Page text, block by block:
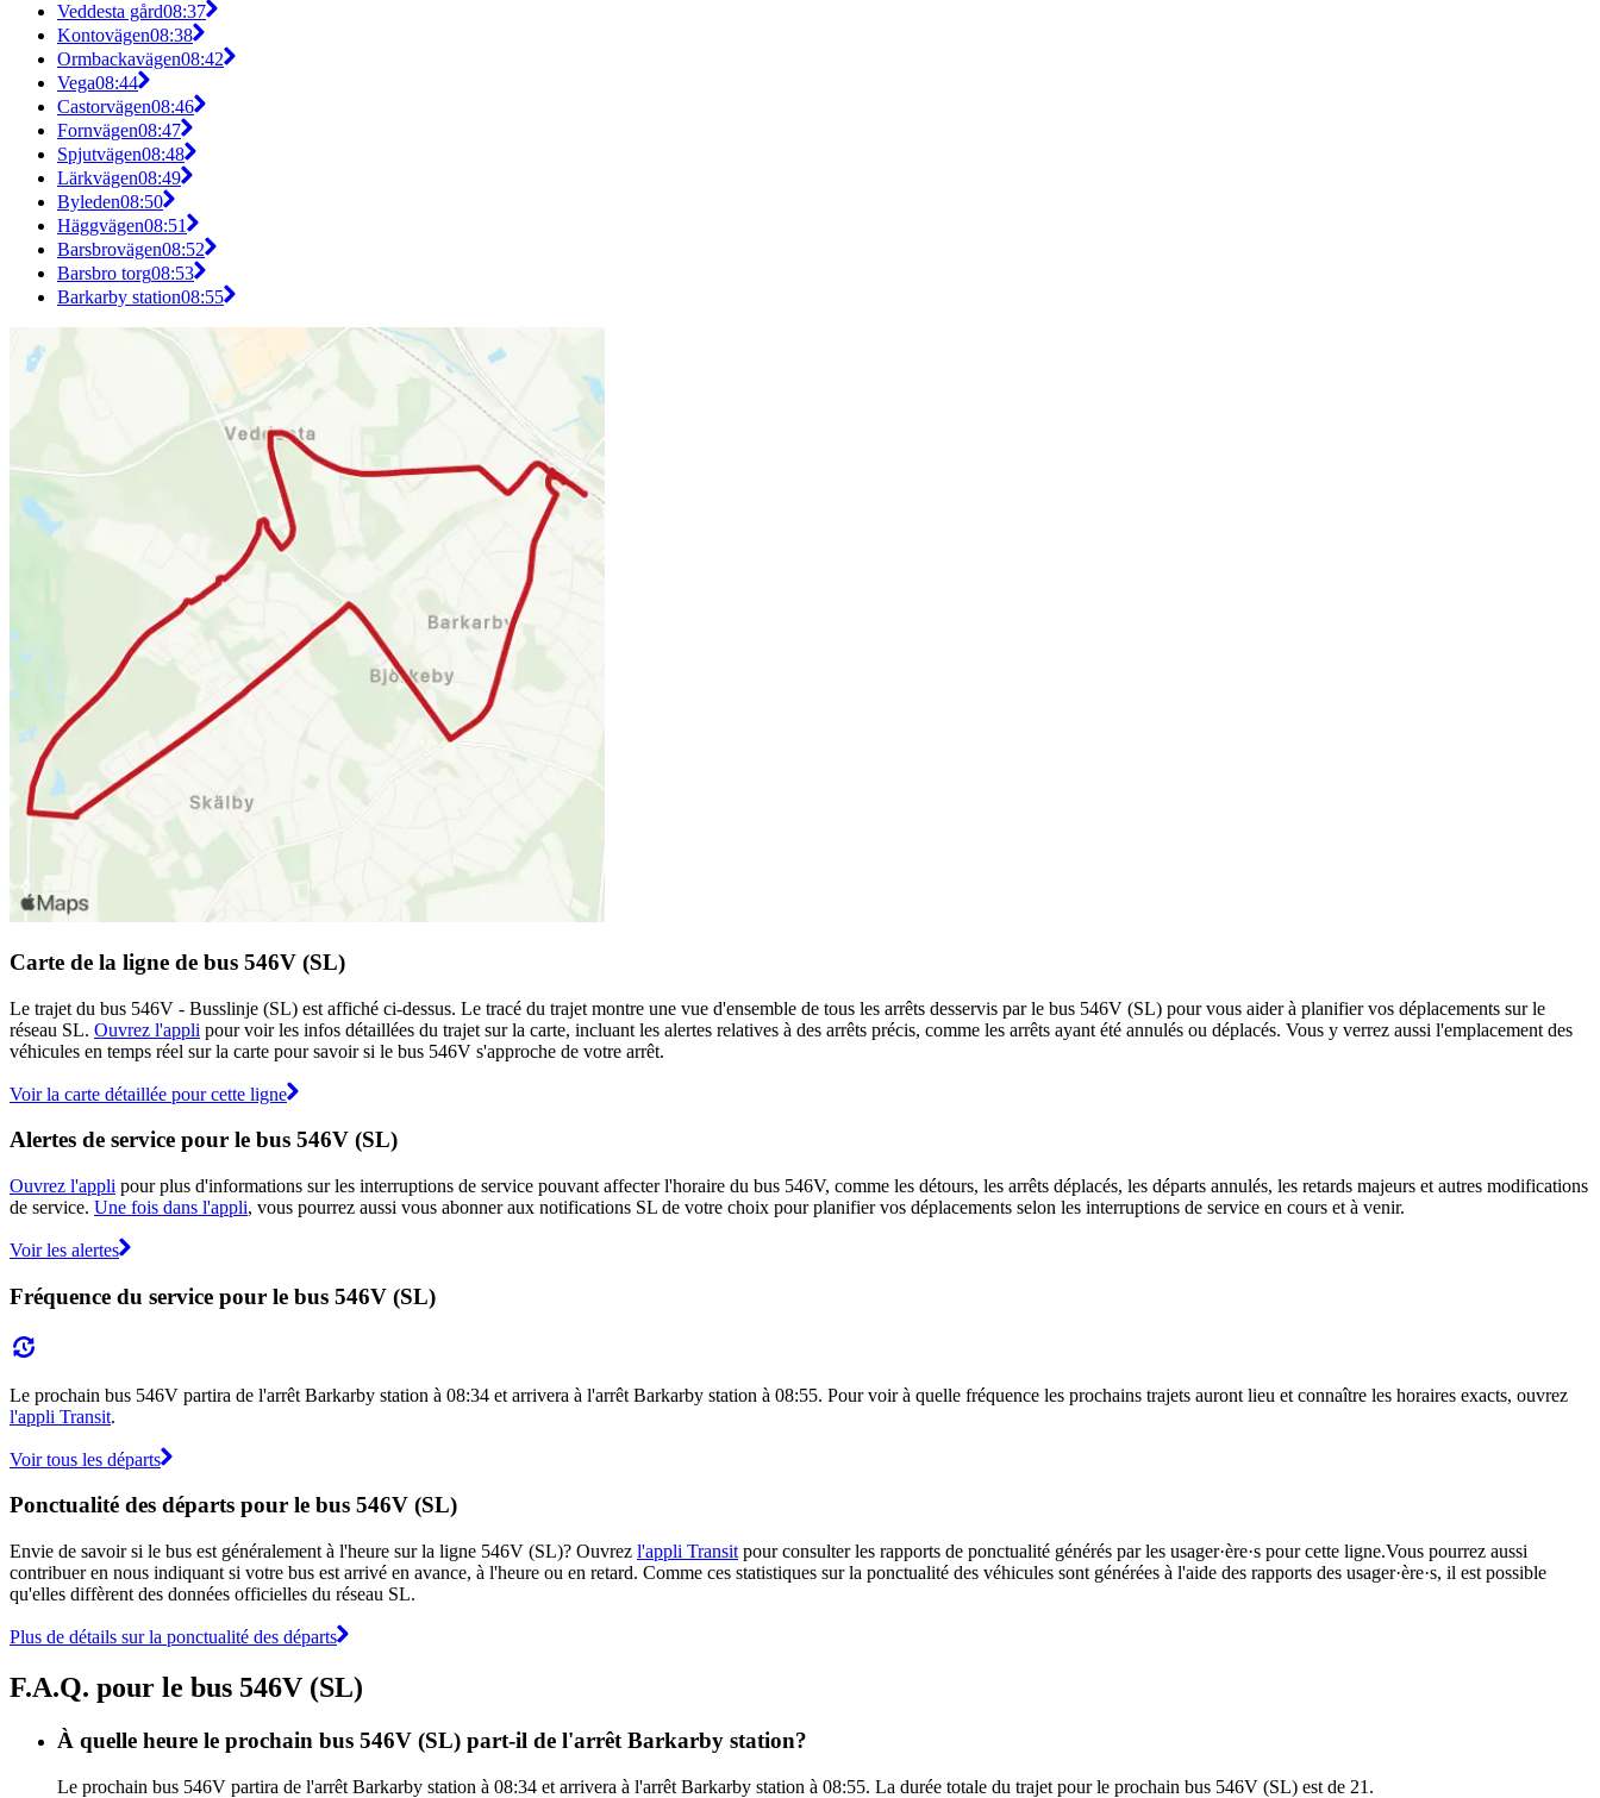
Veddesta gård08:37
Kontovägen08:38
Ormbackavägen08:42
Vega08:44
Castorvägen08:46
Fornvägen08:47
Spjutvägen08:48
Lärkvägen08:49
Byleden08:50
Häggvägen08:51
Barsbrovägen08:52
Barsbro torg08:53
Barkarby station08:55
Carte de la ligne de bus 546V (SL)
Le trajet du bus 546V - Busslinje (SL) est affiché ci-dessus. Le tracé du trajet montre une vue d'ensemble de tous les arrêts desservis par le bus 546V (SL) pour vous aider à planifier vos déplacements sur le
réseau SL. Ouvrez l'appli pour voir les infos détaillées du trajet sur la carte, incluant les alertes relatives à des arrêts précis, comme les arrêts ayant été annulés ou déplacés. Vous y verrez aussi l'emplacement des
véhicules en temps réel sur la carte pour savoir si le bus 546V s'approche de votre arrêt.
Voir la carte détaillée pour cette ligne
Alertes de service pour le bus 546V (SL)
Ouvrez l'appli pour plus d'informations sur les interruptions de service pouvant affecter l'horaire du bus 546V, comme les détours, les arrêts déplacés, les départs annulés, les retards majeurs et autres modifications
de service. Une fois dans l'appli, vous pourrez aussi vous abonner aux notifications SL de votre choix pour planifier vos déplacements selon les interruptions de service en cours et à venir.
Voir les alertes
Fréquence du service pour le bus 546V (SL)
Le prochain bus 546V partira de l'arrêt Barkarby station à 08:34 et arrivera à l'arrêt Barkarby station à 08:55. Pour voir à quelle fréquence les prochains trajets auront lieu et connaître les horaires exacts, ouvrez
l'appli Transit.
Voir tous les départs
Ponctualité des départs pour le bus 546V (SL)
Envie de savoir si le bus est généralement à l'heure sur la ligne 546V (SL)? Ouvrez l'appli Transit pour consulter les rapports de ponctualité générés par les usager·ère·s pour cette ligne.Vous pourrez aussi
contribuer en nous indiquant si votre bus est arrivé en avance, à l'heure ou en retard. Comme ces statistiques sur la ponctualité des véhicules sont générées à l'aide des rapports des usager·ère·s, il est possible
qu'elles diffèrent des données officielles du réseau SL.
Plus de détails sur la ponctualité des départs
F.A.Q. pour le bus 546V (SL)
À quelle heure le prochain bus 546V (SL) part-il de l'arrêt Barkarby station?
Le prochain bus 546V partira de l'arrêt Barkarby station à 08:34 et arrivera à l'arrêt Barkarby station à 08:55. La durée totale du trajet pour le prochain bus 546V (SL) est de 21.